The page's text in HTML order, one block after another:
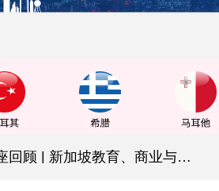
讲座回顾 | 新加坡教育、商业与移民解析（二）